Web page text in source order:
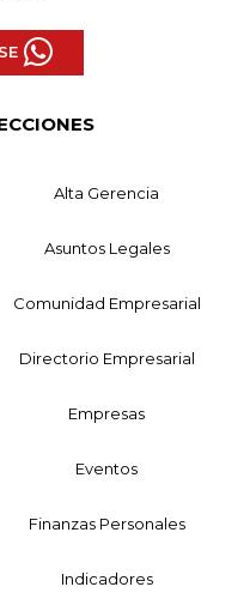
Alta Gerencia
Asuntos Legales
Comunidad Empresarial
Directorio Empresarial
Empresas
Eventos
Finanzas Personales
Indicadores